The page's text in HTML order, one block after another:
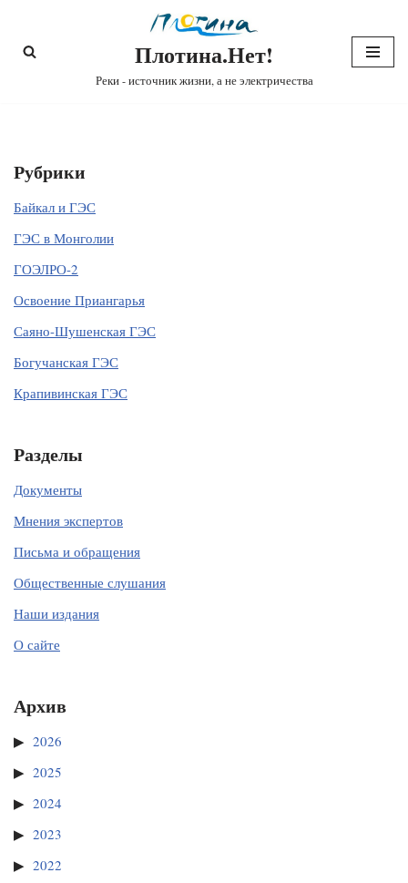
Перейти
Плотина.Нет!
Реки - источник жизни, а не электричества
Рубрики
Байкал и ГЭС
ГЭС в Монголии
ГОЭЛРО-2
Освоение Приангарья
Саяно-Шушенская ГЭС
Богучанская ГЭС
Крапивинская ГЭС
Разделы
Документы
Мнения экспертов
Письма и обращения
Общественные слушания
Наши издания
О сайте
Архив
2026
2025
2024
2023
2022